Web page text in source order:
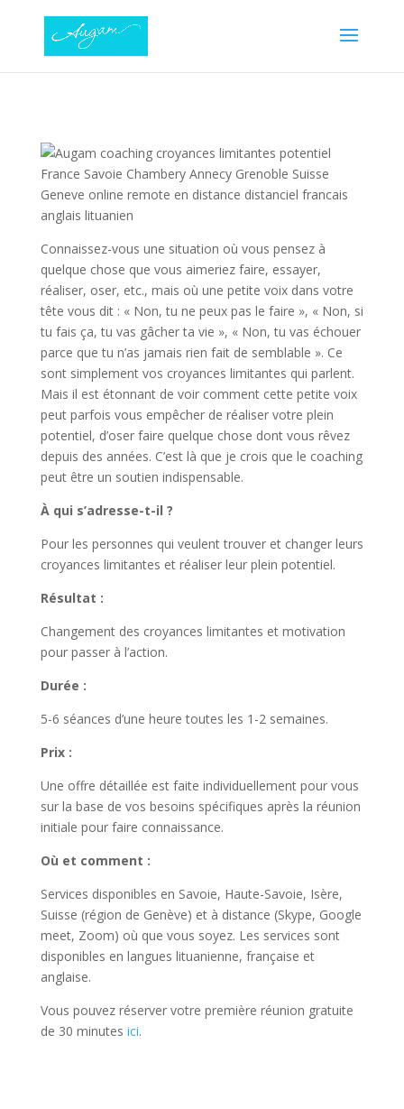
Connaissez-vous une situation où vous pensez à
quelque chose que vous aimeriez faire, essayer,
réaliser, oser, etc., mais où une petite voix dans votre
tête vous dit : « Non, tu ne peux pas le faire », « Non, si
tu fais ça, tu vas gâcher ta vie », « Non, tu vas échouer
parce que tu n’as jamais rien fait de semblable ». Ce
sont simplement vos croyances limitantes qui parlent.
Mais il est étonnant de voir comment cette petite voix
peut parfois vous empêcher de réaliser votre plein
potentiel, d’oser faire quelque chose dont vous rêvez
depuis des années. C’est là que je crois que le coaching
peut être un soutien indispensable.
À qui s’adresse-t-il ?
Pour les personnes qui veulent trouver et changer leurs
croyances limitantes et réaliser leur plein potentiel.
Résultat :
Changement des croyances limitantes et motivation
pour passer à l’action.
Durée :
5-6 séances d’une heure toutes les 1-2 semaines.
Prix :
Une offre détaillée est faite individuellement pour vous
sur la base de vos besoins spécifiques après la réunion
initiale pour faire connaissance.
Où et comment :
Services disponibles en Savoie, Haute-Savoie, Isère,
Suisse (région de Genève) et à distance (Skype, Google
meet, Zoom) où que vous soyez. Les services sont
disponibles en langues lituanienne, française et
anglaise.
Vous pouvez réserver votre première réunion gratuite
de 30 minutes ici.